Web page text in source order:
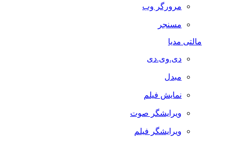
مرورگر وب
مسنجر
مالتی مدیا
دی.وی.دی
مبدل
نمایش فیلم
ویرایشگر صوت
ویرایشگر فیلم